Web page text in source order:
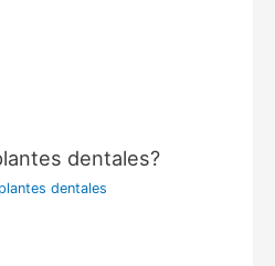
dentales?
dentales